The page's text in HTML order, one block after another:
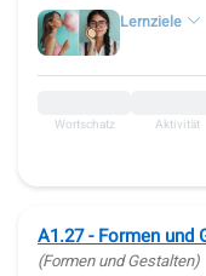
Lernziele
Wortschatz Aktivität
A1.27 - Formen und
(Formen und Gestalten)